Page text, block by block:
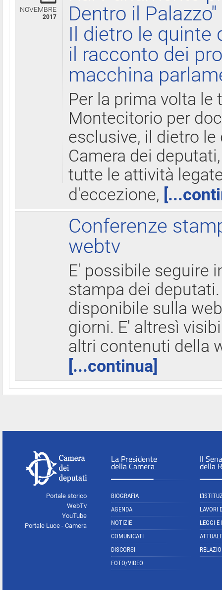
NOVEMBRE
2017
Dentro il Palazzo"
Il dietro le quinte
il racconto dei
macchina
Per la prima volta le
Montecitorio per
esclusive, il dietro
Camera dei
tutte le attività
d'eccezione,
Conferenze
webtv
E' possibile seguire
stampa dei
disponibile sulla
giorni. E' altresì
altri contenuti della
[...continua]
Portale storico
WebTv
YouTube
Portale Luce - Camera
La Presidente
della Camera
BIOGRAFIA
AGENDA
NOTIZIE
COMUNICATI
DISCORSI
FOTO/VIDEO
Il
della
LAVORI
LEGGI E